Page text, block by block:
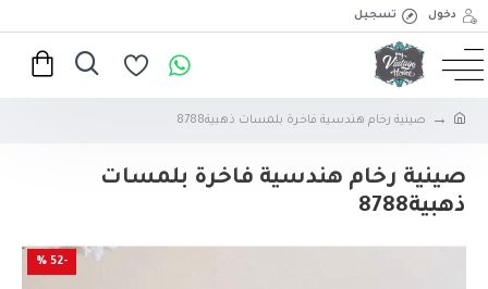
دخول تسجيل
صينية رخام هندسية فاخرة بلمسات ذهبية8788
صينية رخام هندسية فاخرة بلمسات
ذهبية8788
-52 %